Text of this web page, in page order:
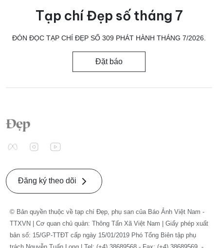
Tạp chí Đẹp số tháng 7
ĐÓN ĐỌC TẠP CHÍ ĐẸP SỐ 309 PHÁT HÀNH THÁNG 7/2026.
Đặt báo
Đăng ký theo dõi
© Bản quyền thuộc về tạp chí Đẹp, phụ san của Báo Ảnh Việt Nam -
TTXVN | Cơ quan chủ quản: Thông Tấn Xã Việt Nam | Giấy phép xuất
bản số: 15/GP-TTĐT cấp ngày 15/01/2019 Phó Tổng Biên tập phụ